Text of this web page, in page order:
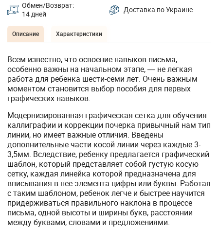
Обмен/Возврат:
14 дней
Доставка по Украине
Описание Характеристики
Всем известно, что освоение навыков письма,
особенно важны на начальном этапе, ― не легкая
работа для ребенка шести-семи лет. Очень важным
моментом становится выбор пособия для первых
графических навыков.
Модернизированная графическая сетка для обучения
каллиграфии и коррекции почерка привычный нам тип
линии, но имеет важные отличия. Введены
дополнительные части косой линии через каждые 3-
3,5мм. Вследствие, ребенку предлагается графический
шаблон, который представляет собой густую косую
сетку, каждая линейка которой предназначена для
вписывания в нее элемента цифры или буквы. Работая
с таким шаблоном, ребенок легче и быстрее научится
придерживаться правильного наклона в процессе
письма, одной высоты и ширины букв, расстоянии
между буквами, словами и предложениями.